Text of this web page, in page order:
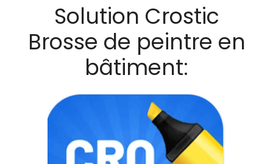
Solution Crostic
Brosse de peintre en
bâtiment: